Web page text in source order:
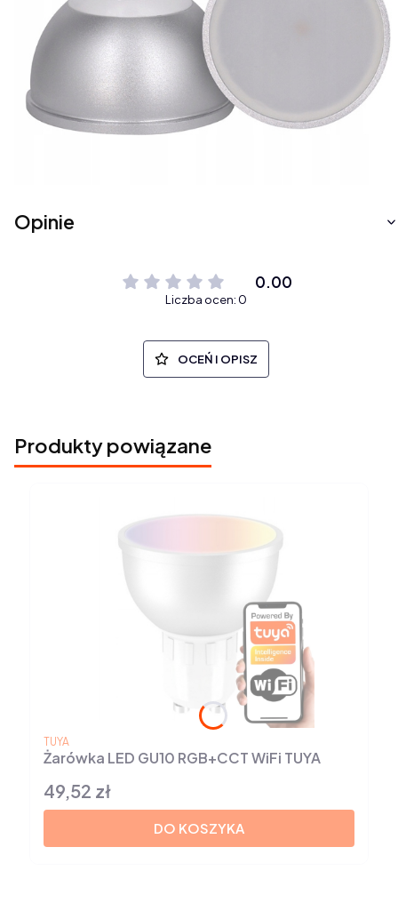
Opinie
0.00
Liczba ocen: 0
OCEŃ I OPISZ
Produkty powiązane
Żarówka LED GU10 RGB+CCT WiFi TUYA
PRODUCENT
TUYA
Cena
49,52 zł
DO KOSZYKA